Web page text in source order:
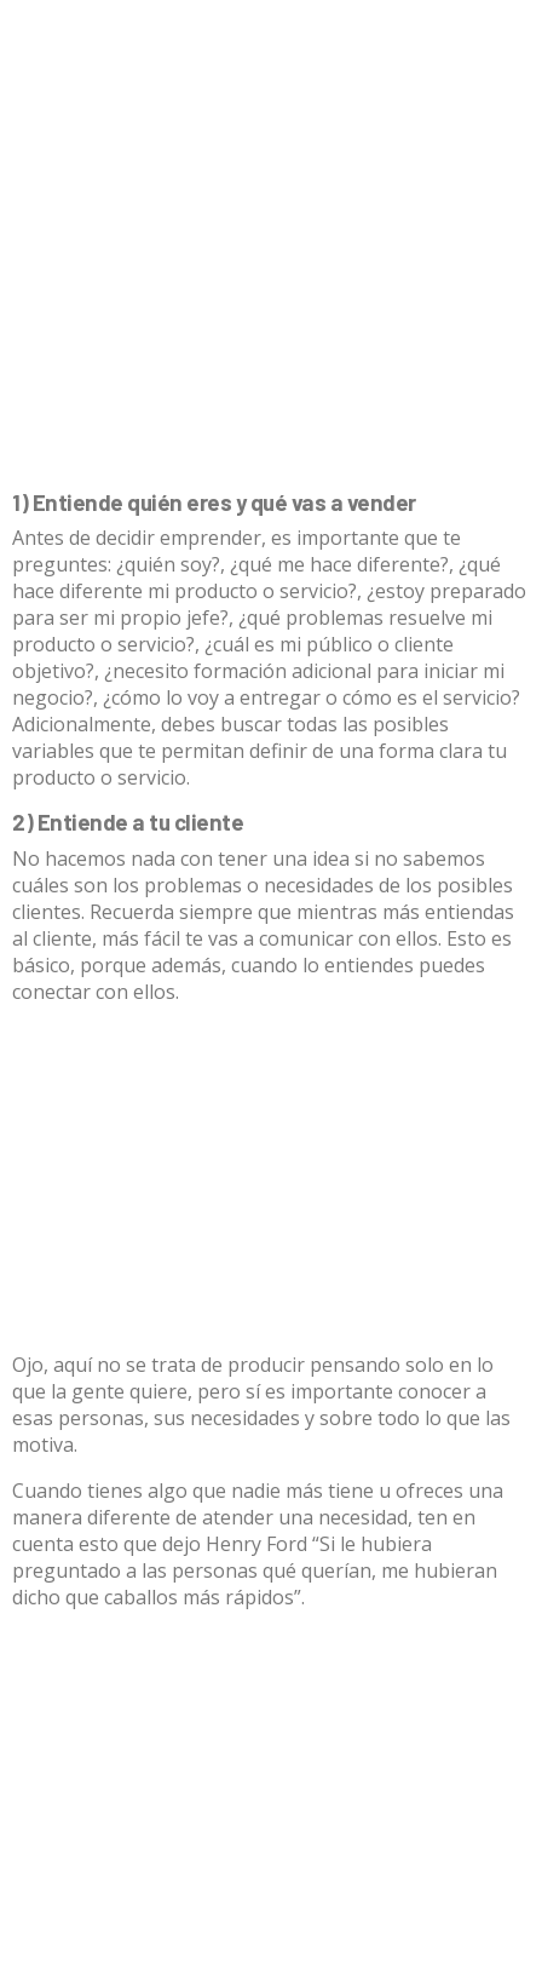
1) Entiende quién eres y qué vas a vender
Antes de decidir emprender, es importante que te
preguntes: ¿quién soy?, ¿qué me hace diferente?, ¿qué
hace diferente mi producto o servicio?, ¿estoy preparado
para ser mi propio jefe?, ¿qué problemas resuelve mi
producto o servicio?, ¿cuál es mi público o cliente
objetivo?, ¿necesito formación adicional para iniciar mi
negocio?, ¿cómo lo voy a entregar o cómo es el servicio?
Adicionalmente, debes buscar todas las posibles
variables que te permitan definir de una forma clara tu
producto o servicio.
2) Entiende a tu cliente
No hacemos nada con tener una idea si no sabemos
cuáles son los problemas o necesidades de los posibles
clientes. Recuerda siempre que mientras más entiendas
al cliente, más fácil te vas a comunicar con ellos. Esto es
básico, porque además, cuando lo entiendes puedes
conectar con ellos.
Ojo, aquí no se trata de producir pensando solo en lo
que la gente quiere, pero sí es importante conocer a
esas personas, sus necesidades y sobre todo lo que las
motiva.
Cuando tienes algo que nadie más tiene u ofreces una
manera diferente de atender una necesidad, ten en
cuenta esto que dejo Henry Ford “Si le hubiera
preguntado a las personas qué querían, me hubieran
dicho que caballos más rápidos”.